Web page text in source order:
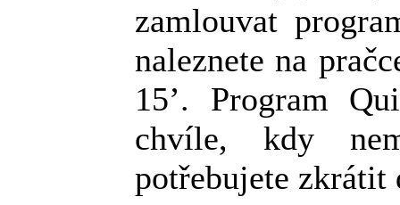
zamlouvat
naleznete na
15’. Program
chvíle, kdy
potřebujete zkrátit